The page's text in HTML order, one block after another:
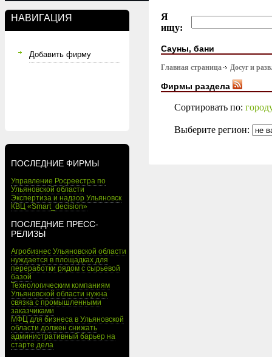
НАВИГАЦИЯ
Добавить фирму
ПОСЛЕДНИЕ ФИРМЫ
Управление Росреестра по
Ульяновской области
Экспертиза и надзор Ульяновск
КВЦ «Smart_decision»
ПОСЛЕДНИЕ ПРЕСС-
РЕЛИЗЫ
Агробизнес Ульяновской области
нуждается в площадках для
переработки рядом с сырьевой
базой
Технологическим компаниям
Ульяновской области нужна
связка с промышленными
заказчиками
МФЦ для бизнеса в Ульяновской
области должен снижать
административный барьер на
старте дела
Я
ищу:
Сауны, бани
Главная страница Досуг и
Фирмы раздела
Сортировать по:
Выберите регион: